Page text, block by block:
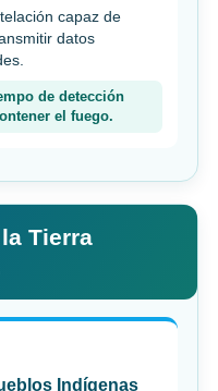
capaz de
datos
de detección
el fuego.
Tierra
Indígenas